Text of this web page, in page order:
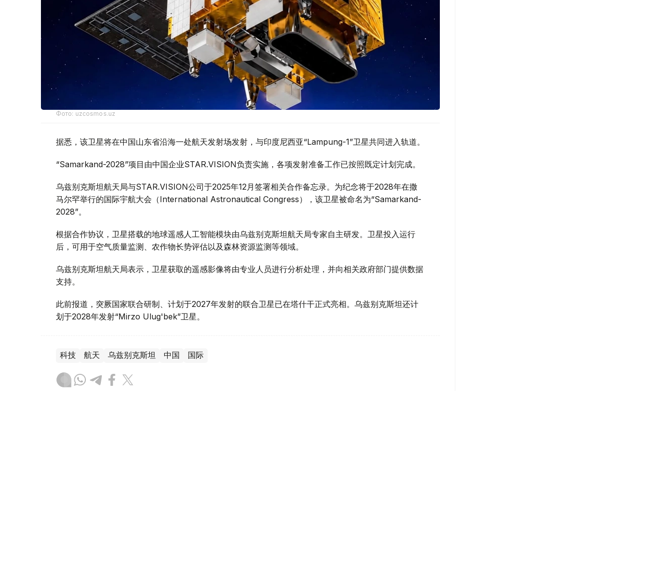
Фото: uzcosmos.uz
据悉，该卫星将在中国山东省沿海一处航天发射场发射，与印度尼西亚“Lampung-1”卫星共同进入轨道。
“Samarkand-2028”项目由中国企业STAR.VISION负责实施，各项发射准备工作已按照既定计划完成。
乌兹别克斯坦航天局与STAR.VISION公司于2025年12月签署相关合作备忘录。为纪念将于2028年在撒
马尔罕举行的国际宇航大会（International Astronautical Congress），该卫星被命名为“Samarkand-
2028”。
根据合作协议，卫星搭载的地球遥感人工智能模块由乌兹别克斯坦航天局专家自主研发。卫星投入运行
后，可用于空气质量监测、农作物长势评估以及森林资源监测等领域。
乌兹别克斯坦航天局表示，卫星获取的遥感影像将由专业人员进行分析处理，并向相关政府部门提供数据
支持。
此前报道，突厥国家联合研制、计划于2027年发射的联合卫星已在塔什干正式亮相。乌兹别克斯坦还计
划于2028年发射“Mirzo Ulug'bek”卫星。
科技 航天 乌兹别克斯坦 中国 国际